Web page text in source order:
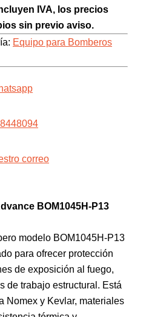
IVA, los precios
sin previo aviso.
Equipo para Bomberos
correo
BOM1045H-P13
modelo BOM1045H-P13
para ofrecer protección
de exposición al fuego,
de trabajo estructural. Está
Nomex y Kevlar, materiales